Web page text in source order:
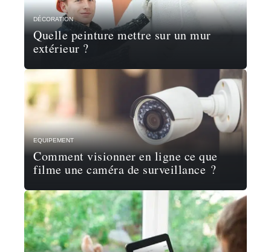
DÉCORATION
Quelle peinture mettre sur un mur
extérieur ?
EQUIPEMENT
Comment visionner en ligne ce que
filme une caméra de surveillance ?